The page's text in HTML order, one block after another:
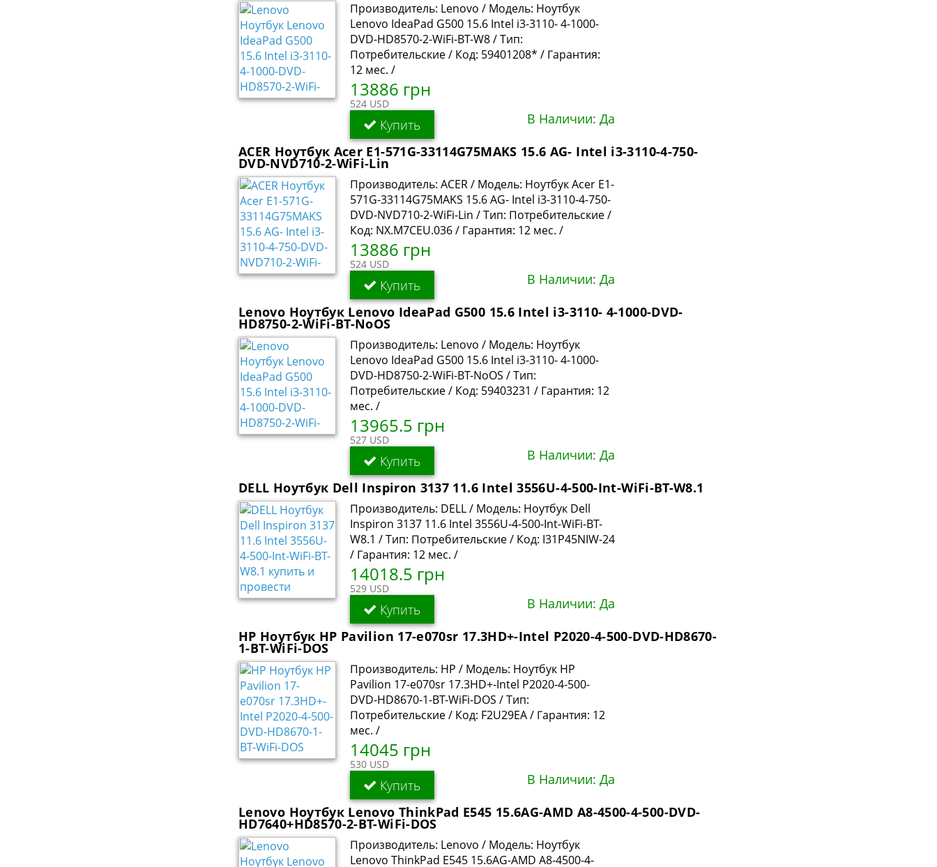
Производитель: Lenovo / Модель: Ноутбук
Lenovo IdeaPad G500 15.6 Intel i3-3110- 4-1000-
DVD-HD8570-2-WiFi-BT-W8 / Тип:
Потребительские / Код: 59401208* / Гарантия:
12 мес. /
13886 грн
524 USD
Купить
В Наличии: Да
ACER Ноутбук Acer E1-571G-33114G75MAKS 15.6 AG- Intel i3-3110-4-750-
DVD-NVD710-2-WiFi-Lin
Производитель: ACER / Модель: Ноутбук Acer E1-
571G-33114G75MAKS 15.6 AG- Intel i3-3110-4-750-
DVD-NVD710-2-WiFi-Lin / Тип: Потребительские /
Код: NX.M7CEU.036 / Гарантия: 12 мес. /
13886 грн
524 USD
Купить
В Наличии: Да
Lenovo Ноутбук Lenovo IdeaPad G500 15.6 Intel i3-3110- 4-1000-DVD-
HD8750-2-WiFi-BT-NoOS
Производитель: Lenovo / Модель: Ноутбук
Lenovo IdeaPad G500 15.6 Intel i3-3110- 4-1000-
DVD-HD8750-2-WiFi-BT-NoOS / Тип:
Потребительские / Код: 59403231 / Гарантия: 12
мес. /
13965.5 грн
527 USD
Купить
В Наличии: Да
DELL Ноутбук Dell Inspiron 3137 11.6 Intel 3556U-4-500-Int-WiFi-BT-W8.1
Производитель: DELL / Модель: Ноутбук Dell
Inspiron 3137 11.6 Intel 3556U-4-500-Int-WiFi-BT-
W8.1 / Тип: Потребительские / Код: I31P45NIW-24
/ Гарантия: 12 мес. /
14018.5 грн
529 USD
Купить
В Наличии: Да
HP Ноутбук HP Pavilion 17-e070sr 17.3HD+-Intel P2020-4-500-DVD-HD8670-
1-BT-WiFi-DOS
Производитель: HP / Модель: Ноутбук HP
Pavilion 17-e070sr 17.3HD+-Intel P2020-4-500-
DVD-HD8670-1-BT-WiFi-DOS / Тип:
Потребительские / Код: F2U29EA / Гарантия: 12
мес. /
14045 грн
530 USD
Купить
В Наличии: Да
Lenovo Ноутбук Lenovo ThinkPad E545 15.6AG-AMD A8-4500-4-500-DVD-
HD7640+HD8570-2-BT-WiFi-DOS
Производитель: Lenovo / Модель: Ноутбук
Lenovo ThinkPad E545 15.6AG-AMD A8-4500-4-